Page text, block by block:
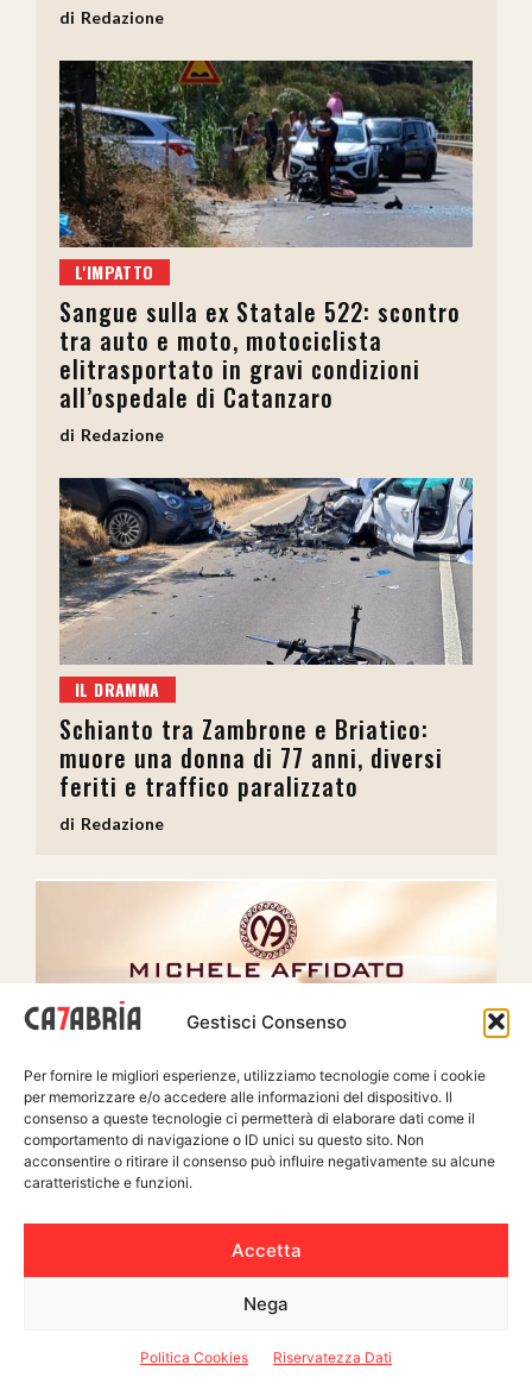
Gestisci Consenso
Per fornire le migliori esperienze, utilizziamo tecnologie come i cookie
per memorizzare e/o accedere alle informazioni del dispositivo. Il
consenso a queste tecnologie ci permetterà di elaborare dati come il
comportamento di navigazione o ID unici su questo sito. Non
acconsentire o ritirare il consenso può influire negativamente su alcune
caratteristiche e funzioni.
Accetta
Nega
Politica Cookies Riservatezza Dati
Redazione
L'IMPATTO
Sangue sulla ex Statale 522: scontro
tra auto e moto, motociclista
elitrasportato in gravi condizioni
all’ospedale di Catanzaro
Redazione
IL DRAMMA
Schianto tra Zambrone e Briatico:
muore una donna di 77 anni, diversi
feriti e traffico paralizzato
Redazione